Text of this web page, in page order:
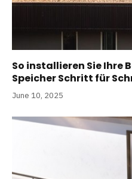
So installieren Sie
Speicher Schritt für
June 10, 2025